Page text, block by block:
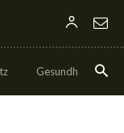
Gesundheit